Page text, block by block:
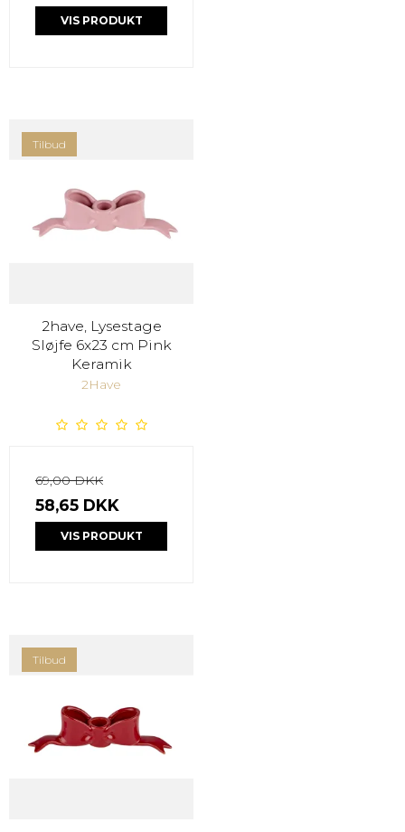
VIS PRODUKT
Tilbud
2have, Lysestage
Sløjfe 6x23 cm Pink
Keramik
2Have
69,00 DKK
58,65 DKK
VIS PRODUKT
Tilbud